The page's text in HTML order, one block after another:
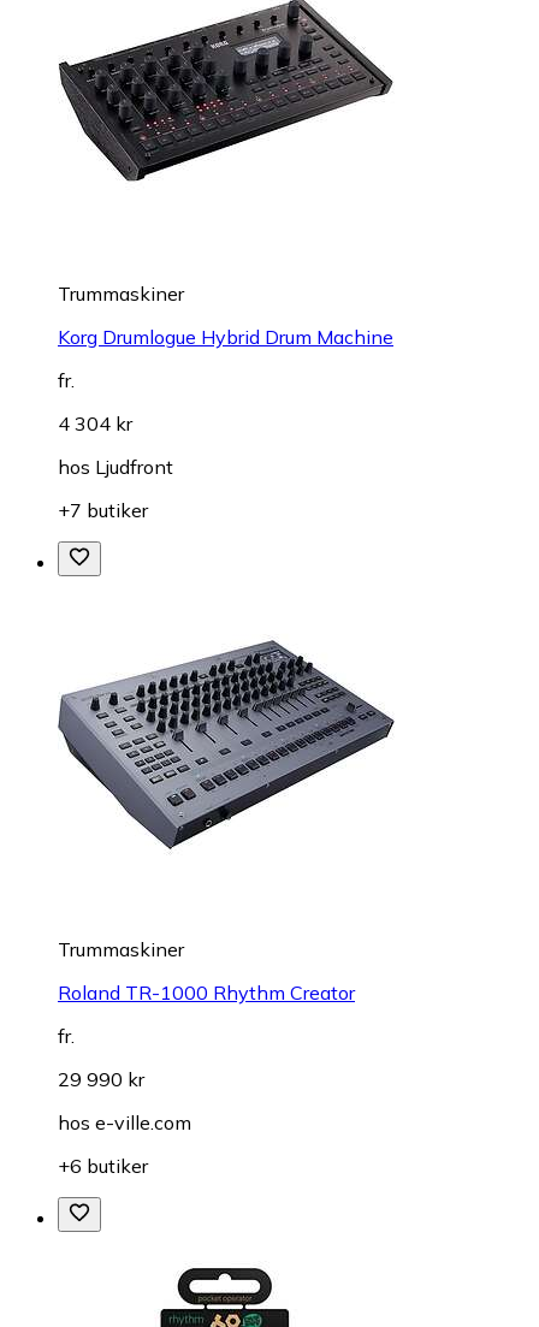
Trummaskiner
Korg Drumlogue Hybrid Drum Machine
fr.
4 304 kr
hos Ljudfront
+7 butiker
Trummaskiner
Roland TR-1000 Rhythm Creator
fr.
29 990 kr
hos e-ville.com
+6 butiker